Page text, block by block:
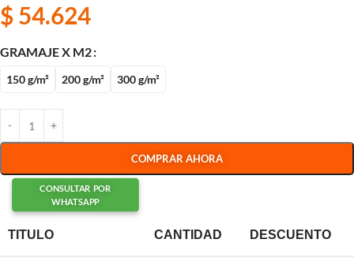
$54.624
GRAMAJE X M2
150 g/m² 200 g/m² 300 g/m²
COMPRAR AHORA
CONSULTAR POR
WHATSAPP
TITULO CANTIDAD DESCUENTO